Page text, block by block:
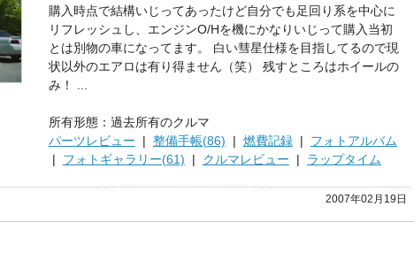
購入時点で結構いじってあったけど自分でも足回り系を中心に
リフレッシュし、エンジンO/Hを機にかなりいじって購入当初
とは別物の車になってます。 白い彗星仕様を目指してるので現
状以外のエアロは有り得ません（笑） 残すところはホイールの
み！ ...
所有形態：過去所有のクルマ
パーツレビュー | 整備手帳(86) | 燃費記録| フォトアルバム
| フォトギャラリー(61) | クルマレビュー | ラップタイム
2007年02月19日